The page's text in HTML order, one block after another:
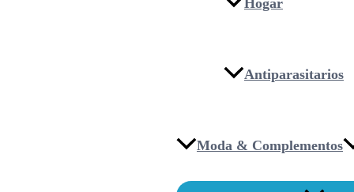
Antiparasitarios
Moda & Complementos